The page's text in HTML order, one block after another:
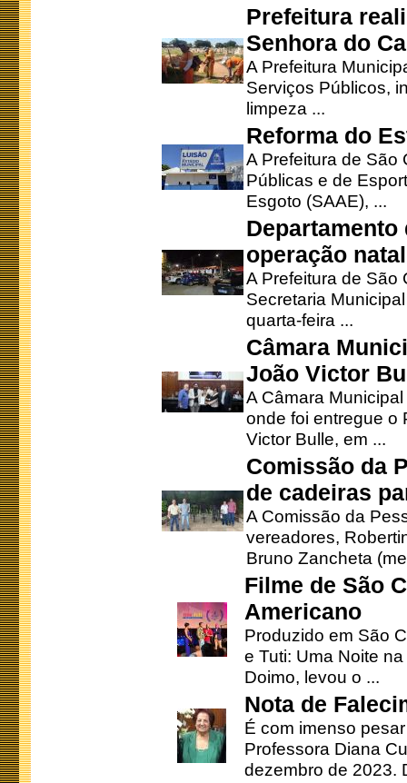
Prefeitura
Senhora do
A Prefeitura
Serviços Públicos,
limpeza ...
Reforma do
A Prefeitura de São
Públicas e de
Esgoto (SAAE), ...
operação
A Prefeitura de São
Secretaria
quarta-feira ...
Câmara
João Victor
A Câmara
onde foi entregue o
Victor Bulle, em ...
Comissão da
de cadeiras
A Comissão da
vereadores,
Bruno Zancheta
Filme de São
Americano
Produzido em São
e Tuti: Uma Noite
Doimo, levou o ...
Nota de
É com imenso
Professora Diana
dezembro de 2023.